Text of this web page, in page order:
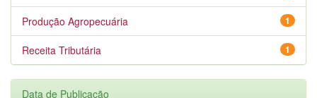
1
Produção Agropecuária
1
Receita Tributária
Data de Publicação